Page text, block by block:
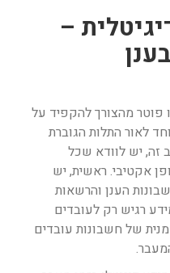
דיגיטלית –
פוטר מהצורך להקפיד על
לאור התלות הגוברת
זה, יש לוודא שכל
אקטיבי. ראשית, יש
הענן והרשאות
רגיש רק לעובדים
של חשבונות עובדים